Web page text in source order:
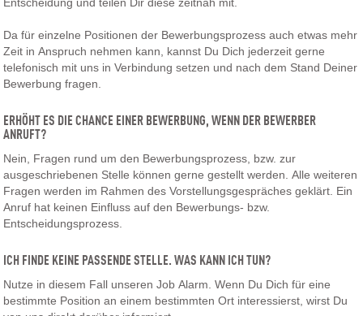
Da für einzelne Positionen der Bewerbungsprozess auch etwas mehr
Zeit in Anspruch nehmen kann, kannst Du Dich jederzeit gerne
telefonisch mit uns in Verbindung setzen und nach dem Stand Deiner
Bewerbung fragen.
ERHÖHT ES DIE CHANCE EINER BEWERBUNG, WENN DER BEWERBER
ANRUFT?
Nein, Fragen rund um den Bewerbungsprozess, bzw. zur
ausgeschriebenen Stelle können gerne gestellt werden. Alle weiteren
Fragen werden im Rahmen des Vorstellungsgespräches geklärt. Ein
Anruf hat keinen Einfluss auf den Bewerbungs- bzw.
Entscheidungsprozess.
ICH FINDE KEINE PASSENDE STELLE. WAS KANN ICH TUN?
Nutze in diesem Fall unseren Job Alarm. Wenn Du Dich für eine
bestimmte Position an einem bestimmten Ort interessierst, wirst Du